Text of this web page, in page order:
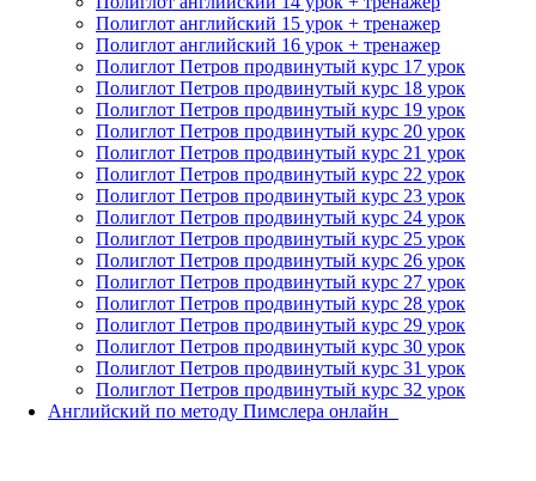
Полиглот английский 15 урок + тренажер
Полиглот английский 16 урок + тренажер
Полиглот Петров продвинутый курс 17 урок
Полиглот Петров продвинутый курс 18 урок
Полиглот Петров продвинутый курс 19 урок
Полиглот Петров продвинутый курс 20 урок
Полиглот Петров продвинутый курс 21 урок
Полиглот Петров продвинутый курс 22 урок
Полиглот Петров продвинутый курс 23 урок
Полиглот Петров продвинутый курс 24 урок
Полиглот Петров продвинутый курс 25 урок
Полиглот Петров продвинутый курс 26 урок
Полиглот Петров продвинутый курс 27 урок
Полиглот Петров продвинутый курс 28 урок
Полиглот Петров продвинутый курс 29 урок
Полиглот Петров продвинутый курс 30 урок
Полиглот Петров продвинутый курс 31 урок
Полиглот Петров продвинутый курс 32 урок
Английский по методу Пимслера онлайн_